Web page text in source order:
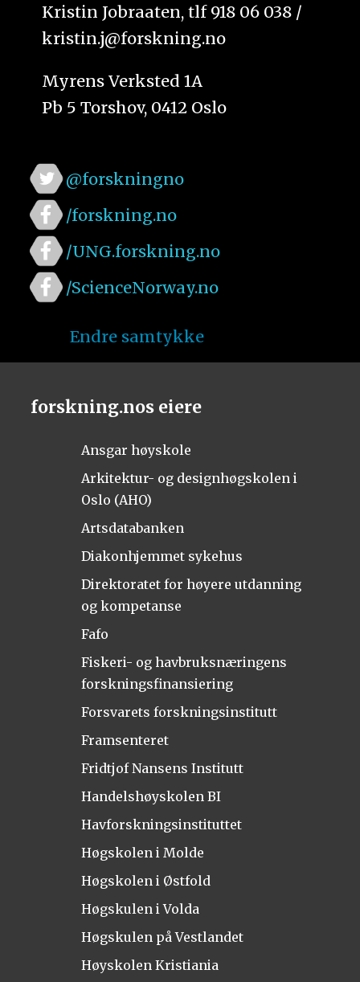
Kristin Jobraaten, tlf 918 06 038 /
kristin.j@forskning.no
Myrens Verksted 1A
Pb 5 Torshov, 0412 Oslo
@forskningno
/forskning.no
/UNG.forskning.no
/ScienceNorway.no
Endre samtykke
forskning.nos eiere
Ansgar høyskole
Arkitektur- og designhøgskolen i
Oslo (AHO)
Artsdatabanken
Diakonhjemmet sykehus
Direktoratet for høyere utdanning
og kompetanse
Fafo
Fiskeri- og havbruksnæringens
forskningsfinansiering
Forsvarets forskningsinstitutt
Framsenteret
Fridtjof Nansens Institutt
Handelshøyskolen BI
Havforskningsinstituttet
Høgskolen i Molde
Høgskolen i Østfold
Høgskulen i Volda
Høgskulen på Vestlandet
Høyskolen Kristiania